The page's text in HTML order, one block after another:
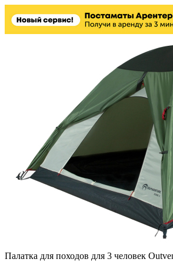
Палатка для походов для 3 человек